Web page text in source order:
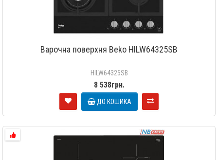
Варочна поверхня Beko HILW64325SB
HILW64325SB
8 538грн.
ДО КОШИКА